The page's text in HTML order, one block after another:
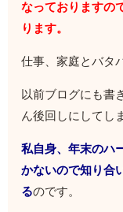
なっておりますの
ります。
仕事、家庭とバタ
以前ブログにも書
ん後回しにしてし
私自身、年末のハ
かないので知り合
るのです。